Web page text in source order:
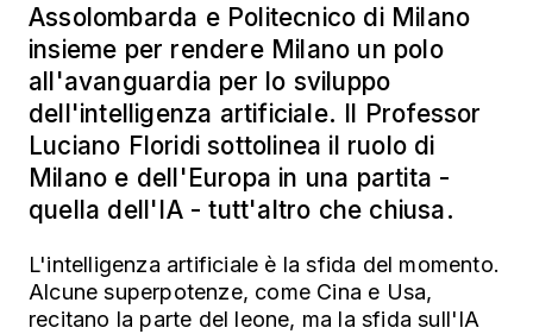
Assolombarda e Politecnico di Milano
insieme per rendere Milano un polo
all'avanguardia per lo sviluppo
dell'intelligenza artificiale. Il Professor
Luciano Floridi sottolinea il ruolo di
Milano e dell'Europa in una partita -
quella dell'IA - tutt'altro che chiusa.
L'intelligenza artificiale è la sfida del momento.
Alcune superpotenze, come Cina e Usa,
recitano la parte del leone, ma la sfida sull'IA